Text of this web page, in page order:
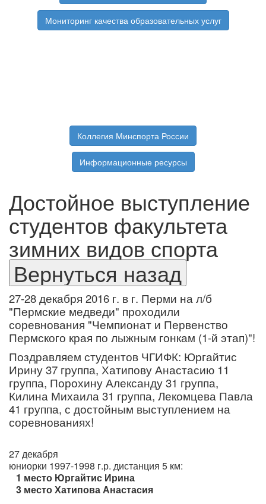
Мониторинг качества образовательных услуг
Коллегия Минспорта России
Информационные ресурсы
Достойное выступление
студентов факультета
зимних видов спорта
27-28 декабря 2016 г. в г. Перми на л/б
"Пермские медведи" проходили
соревнования "Чемпионат и Первенство
Пермского края по лыжным гонкам (1-й этап)"!
Поздравляем студентов ЧГИФК: Юргайтис
Ирину 37 группа, Хатипову Анастасию 11
группа, Порохину Александу 31 группа,
Килина Михаила 31 группа, Лекомцева Павла
41 группа, с достойным выступлением на
соревнованиях!
27 декабря
юниорки 1997-1998 г.р. дистанция 5 км:
1 место Юргайтис Ирина
3 место Хатипова Анастасия